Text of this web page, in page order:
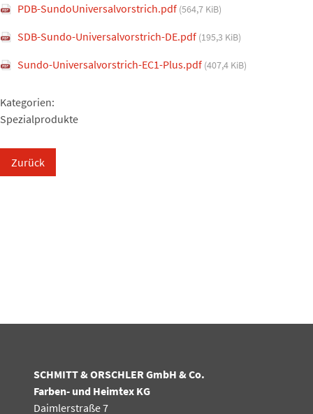
PDB-SundoUniversalvorstrich.pdf (564,7 KiB)
SDB-Sundo-Universalvorstrich-DE.pdf (195,3 KiB)
Sundo-Universalvorstrich-EC1-Plus.pdf (407,4 KiB)
Kategorien:
Spezialprodukte
Zurück
SCHMITT & ORSCHLER GmbH & Co.
Farben- und Heimtex KG
Daimlerstraße 7